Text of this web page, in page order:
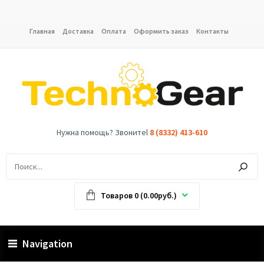
Главная Доставка Оплата Оформить заказ Контакты
Нужна помощь? Звонитеl 8 (8332) 413-610
Товаров 0 (0.00руб.)
Navigation